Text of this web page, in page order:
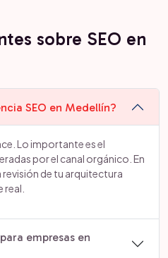
sobre SEO en
SEO en Medellín?
Lo importante es el
por el canal orgánico. En
revisión de tu arquitectura
empresas en